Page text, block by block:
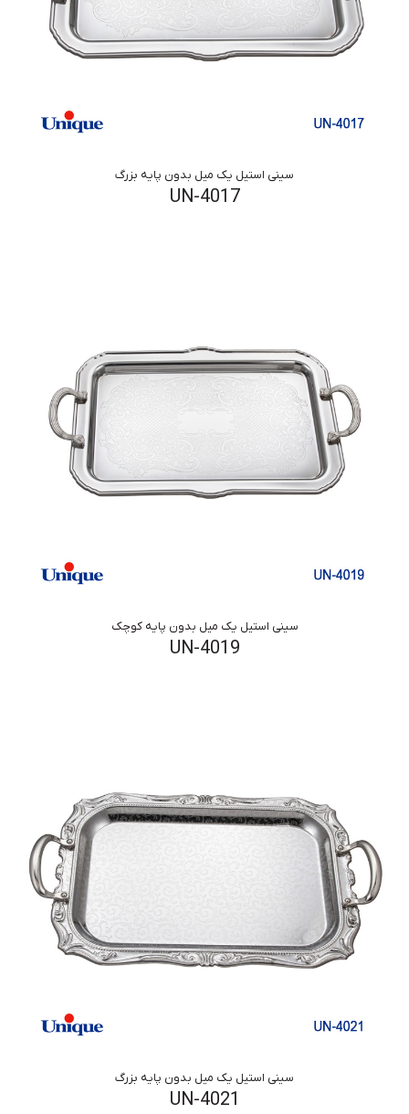
سینی استیل یک میل بدون پایه بزرگ
UN-4017
سینی استیل یک میل بدون پایه کوچک
UN-4019
سینی استیل یک میل بدون پایه بزرگ
UN-4021